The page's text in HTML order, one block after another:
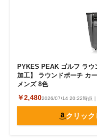
PYKES PEAK ゴルフ ラウ
加工】 ラウンドポーチ カ
メンズ 8色
￥2,4802026/07/14 20:22時点
クリック